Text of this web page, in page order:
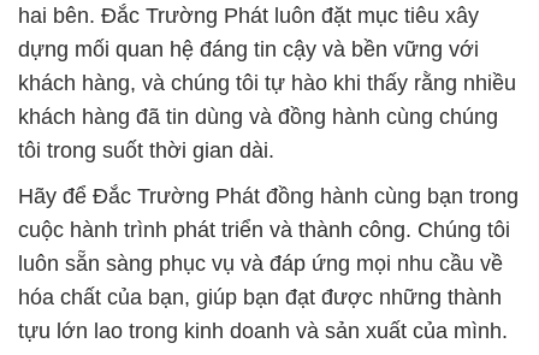
hai bên. Đắc Trường Phát luôn đặt mục tiêu xây
dựng mối quan hệ đáng tin cậy và bền vững với
khách hàng, và chúng tôi tự hào khi thấy rằng nhiều
khách hàng đã tin dùng và đồng hành cùng chúng
tôi trong suốt thời gian dài.
Hãy để Đắc Trường Phát đồng hành cùng bạn trong
cuộc hành trình phát triển và thành công. Chúng tôi
luôn sẵn sàng phục vụ và đáp ứng mọi nhu cầu về
hóa chất của bạn, giúp bạn đạt được những thành
tựu lớn lao trong kinh doanh và sản xuất của mình.